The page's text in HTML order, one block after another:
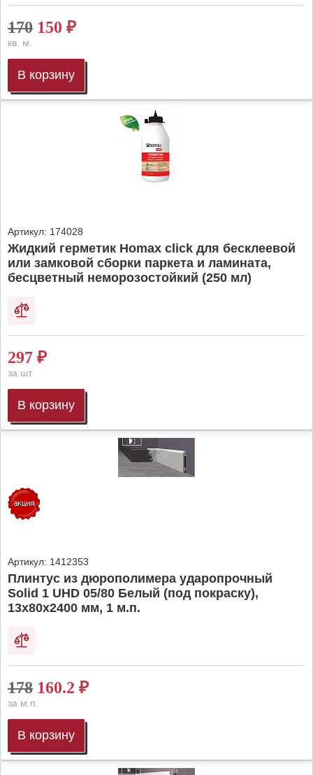
170 150 ₽
кв. м.
В корзину
Артикул: 174028
Жидкий герметик Homax click для бесклеевой
или замковой сборки паркета и ламината,
бесцветный неморозостойкий (250 мл)
297 ₽
за шт.
В корзину
Артикул: 1412353
Плинтус из дюрополимера ударопрочный
Solid 1 UHD 05/80 Белый (под покраску),
13х80х2400 мм, 1 м.п.
178 160.2 ₽
за м.п.
В корзину